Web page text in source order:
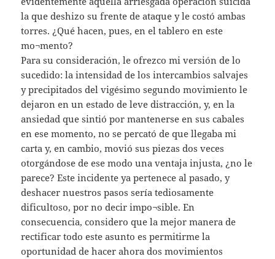
la que deshizo su frente de ataque y le costó ambas
torres. ¿Qué hacen, pues, en el tablero en este
mo¬mento?
Para su consideración, le ofrezco mi versión de lo
sucedido: la intensidad de los intercambios salvajes
y precipitados del vigésimo segundo movimiento le
dejaron en un estado de leve distracción, y, en la
ansiedad que sintió por mantenerse en sus cabales
en ese momento, no se percató de que llegaba mi
carta y, en cambio, movió sus piezas dos veces
otorgándose de ese modo una ventaja injusta, ¿no le
parece? Este incidente ya pertenece al pasado, y
deshacer nuestros pasos sería tediosamente
dificultoso, por no decir impo¬sible. En
consecuencia, considero que la mejor manera de
rectificar todo este asunto es permitirme la
oportunidad de hacer ahora dos movimientos